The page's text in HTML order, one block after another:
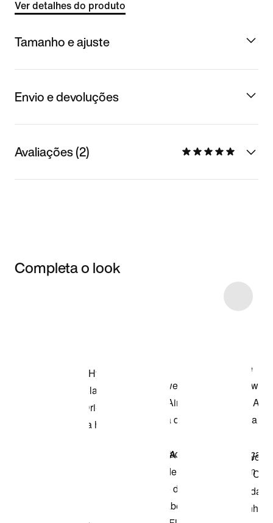
Ver detalhes do produto
Tamanho e ajuste
Envio e devoluções
Avaliações (2)
Completa o look